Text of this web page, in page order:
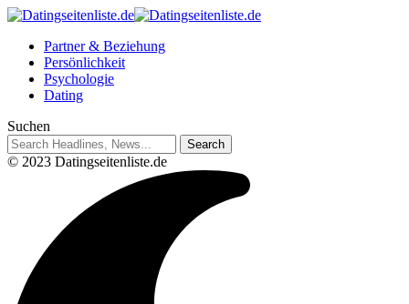
Partner & Beziehung
Persönlichkeit
Psychologie
Dating
Suchen
© 2023 Datingseitenliste.de